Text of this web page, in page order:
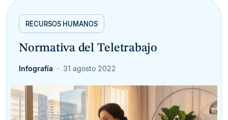
RECURSOS HUMANOS
Normativa del Teletrabajo
Infografía 31 agosto 2022